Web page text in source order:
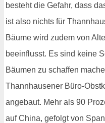
besteht die Gefahr, dass
ist also nichts für
Bäume wird zudem von
beeinflusst. Es sind keine
Bäumen zu schaffen
Thannhausener Büro-
angebaut. Mehr als 90
auf China, gefolgt von